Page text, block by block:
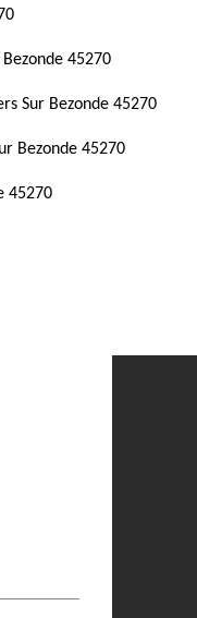
45270
Sur Bezonde 45270
Bezonde 45270
45270